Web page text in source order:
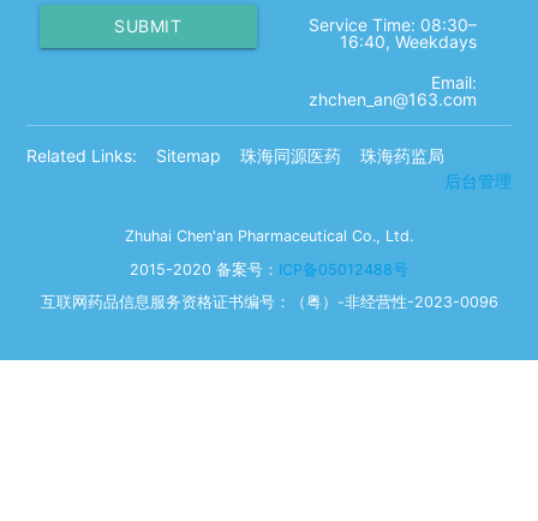
SUBMIT
Service Time: 08:30–
16:40, Weekdays
Email:
zhchen_an@163.com
Related Links: Sitemap 珠海同源医药
珠海药监局
后台管理
Zhuhai Chen'an Pharmaceutical Co., Ltd.
2015-2020 备案号： ICP备05012488号
互联网药品信息服务资格证书编号：（粤）-非经营性-2023-0096